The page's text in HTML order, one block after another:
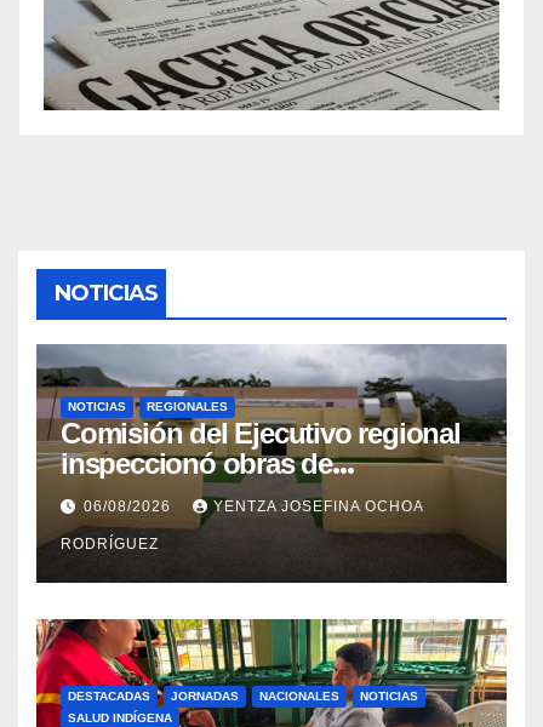
NOTICIAS
NOTICIAS REGIONALES
Comisión del Ejecutivo regional
inspeccionó obras de
recuperación en la Maternidad
Integral Aragua
06/08/2026 YENTZA JOSEFINA OCHOA
RODRÍGUEZ
DESTACADAS JORNADAS NACIONALES
NOTICIAS
SALUD INDÍGENA